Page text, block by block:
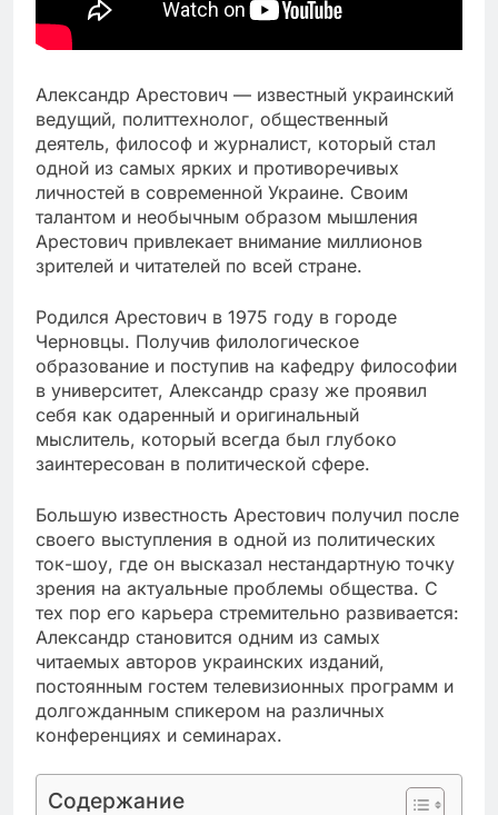
Александр Арестович — известный украинский
ведущий, политтехнолог, общественный
деятель, философ и журналист, который стал
одной из самых ярких и противоречивых
личностей в современной Украине. Своим
талантом и необычным образом мышления
Арестович привлекает внимание миллионов
зрителей и читателей по всей стране.
Родился Арестович в 1975 году в городе
Черновцы. Получив филологическое
образование и поступив на кафедру философии
в университет, Александр сразу же проявил
себя как одаренный и оригинальный
мыслитель, который всегда был глубоко
заинтересован в политической сфере.
Большую известность Арестович получил после
своего выступления в одной из политических
ток-шоу, где он высказал нестандартную точку
зрения на актуальные проблемы общества. С
тех пор его карьера стремительно развивается:
Александр становится одним из самых
читаемых авторов украинских изданий,
постоянным гостем телевизионных программ и
долгожданным спикером на различных
конференциях и семинарах.
Содержание